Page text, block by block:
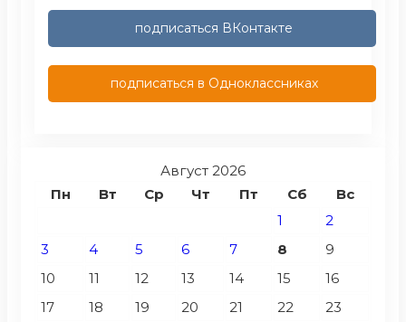
подписаться ВКонтакте
подписаться в Одноклассниках
Август 2026
Пн
Вт Ср Чт Пт Сб
Вс
1
2
3
4 5 6 7 8
9
10
11 12 13 14 15
16
17
18 19 20 21 22 23